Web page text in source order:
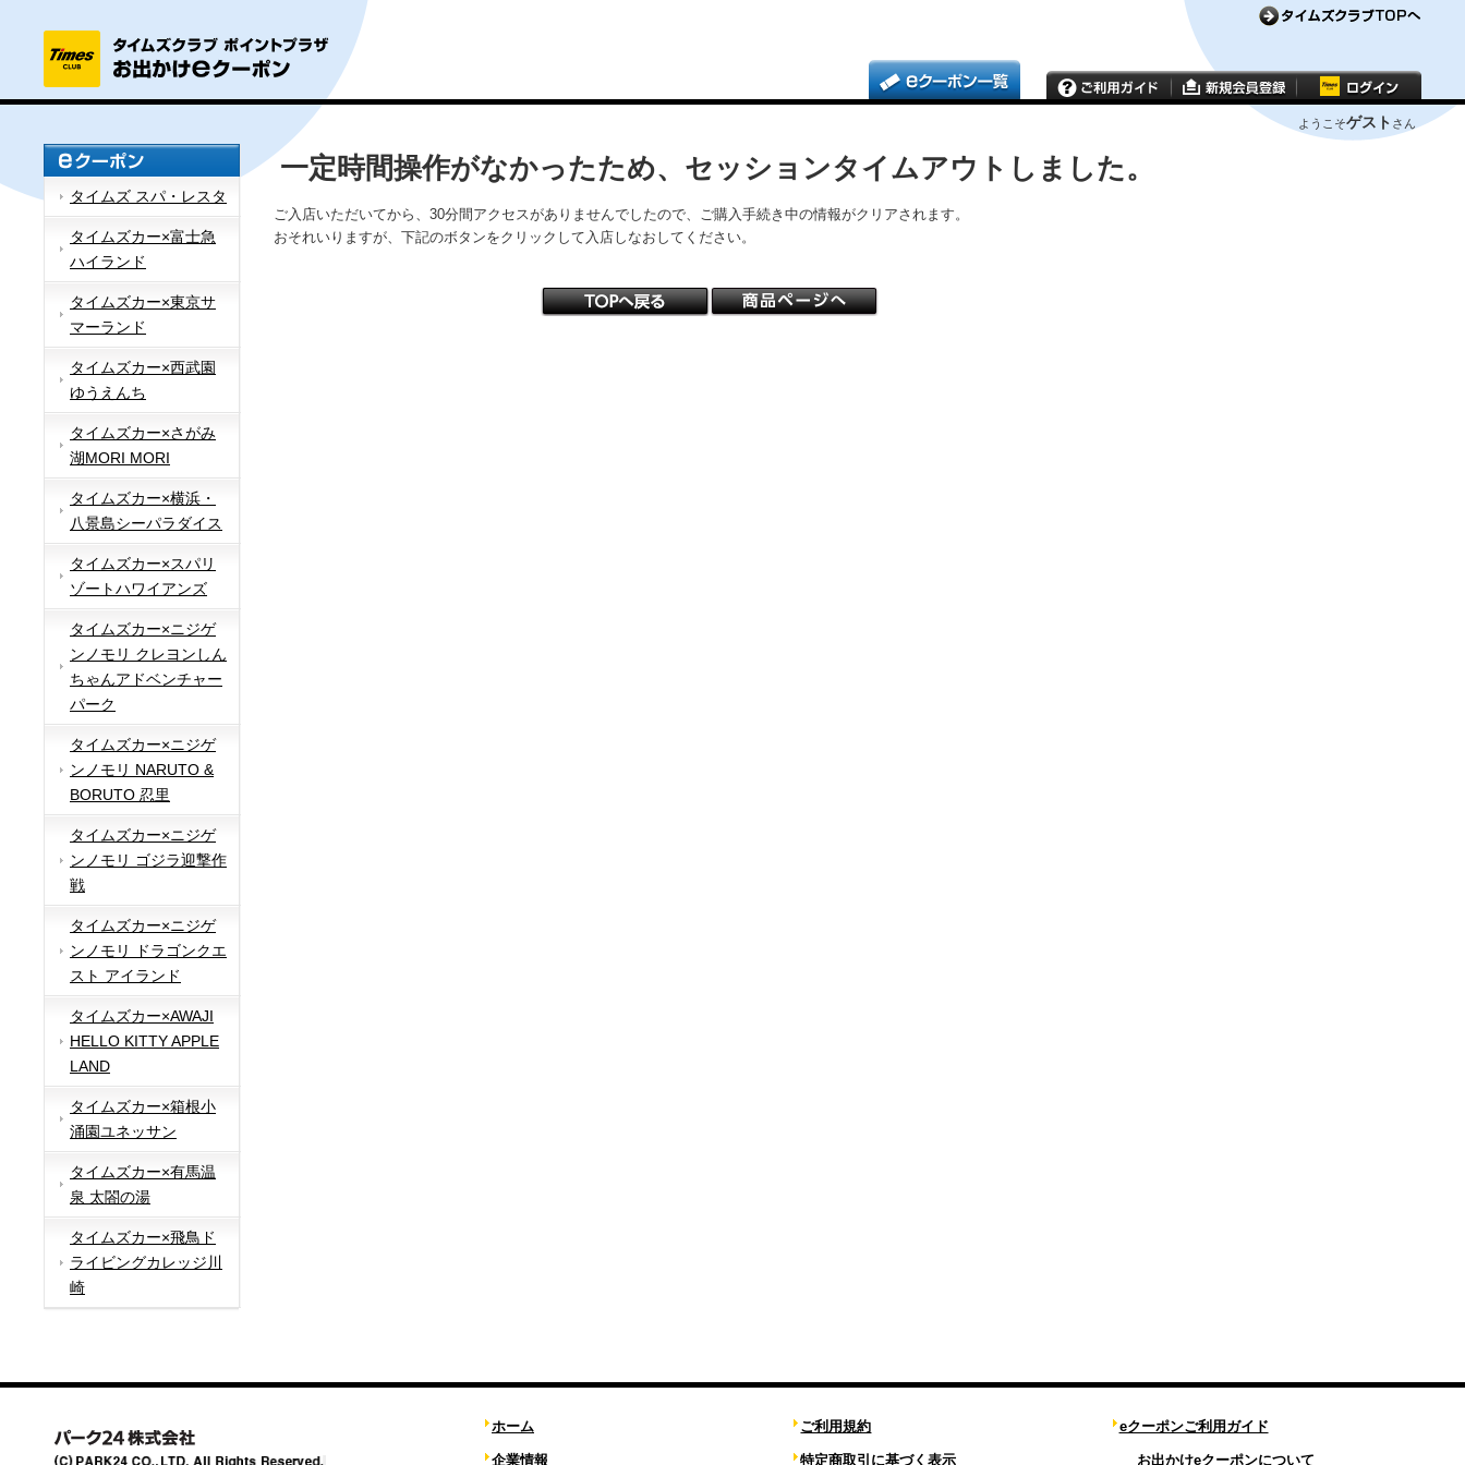
ようこそゲスト さん
タイムズ スパ・レスタ
タイムズカー×富士急
ハイランド
タイムズカー×東京サ
マーランド
タイムズカー×西武園
ゆうえんち
タイムズカー×さがみ
湖MORI MORI
タイムズカー×横浜・
八景島シーパラダイス
タイムズカー×スパリ
ゾートハワイアンズ
タイムズカー×ニジゲ
ンノモリ クレヨンしん
ちゃんアドベンチャー
パーク
タイムズカー×ニジゲ
ンノモリ NARUTO &
BORUTO 忍里
タイムズカー×ニジゲ
ンノモリ ゴジラ迎撃作
戦
タイムズカー×ニジゲ
ンノモリ ドラゴンクエ
スト アイランド
タイムズカー×AWAJI
HELLO KITTY APPLE
LAND
タイムズカー×箱根小
涌園ユネッサン
タイムズカー×有馬温
泉 太閤の湯
タイムズカー×飛鳥ド
ライビングカレッジ川
崎
一定時間操作がなかったため、セッションタイムアウトしました。
ご入店いただいてから、30分間アクセスがありませんでしたので、ご購入手続き中の情報がクリアされます。
おそれいりますが、下記のボタンをクリックして入店しなおしてください。
ホーム
企業情報
ご利用規約
特定商取引に基づく表示
eクーポンご利用ガイド
お出かけeクーポンについて